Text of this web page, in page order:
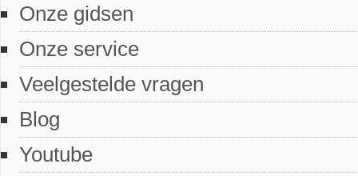
Onze gidsen
Onze service
Veelgestelde vragen
Blog
Youtube